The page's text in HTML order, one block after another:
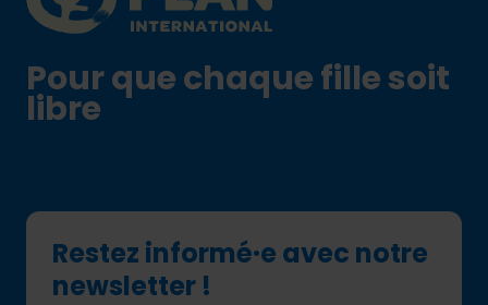
Pour que chaque fille soit
libre
Restez informé·e avec notre
newsletter !